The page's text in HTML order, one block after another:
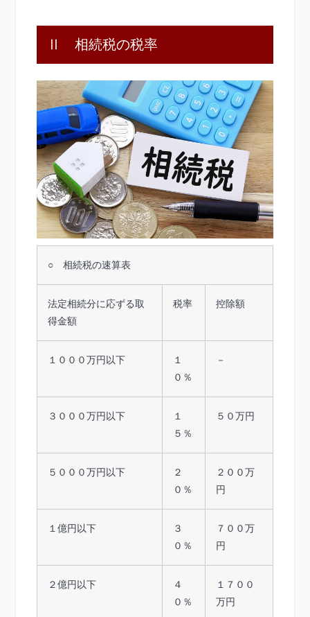
Ⅱ 相続税の税率
○ 相続税の速算表
法定相続分に応ずる取
得金額
税率 控除額
１０００万円以下
１
０％
－
３０００万円以下
１
５％
５０万円
５０００万円以下
２
０％
２００万
円
１億円以下
３
０％
７００万
円
２億円以下
４
０％
１７００
万円